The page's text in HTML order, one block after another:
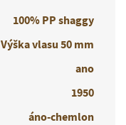
100% PP shaggy
Výška vlasu 50 mm
ano
1950
áno-chemlon